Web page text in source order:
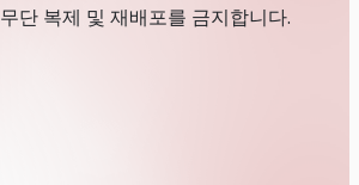
무단 복제 및 재배포를 금지합니다.